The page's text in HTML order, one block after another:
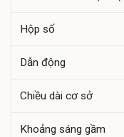
Hộp số
Dẫn động
Chiều dài cơ sở
Khoảng sáng gầm